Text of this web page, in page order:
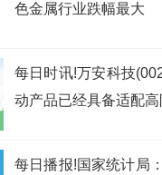
色金属行业跌幅最大
每日时讯!万安科技
动产品已经具备适配
每日播报!国家统计局